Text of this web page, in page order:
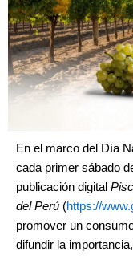
En el marco del Día
cada primer sábado
publicación digital
del Perú (https://
promover un
difundir la